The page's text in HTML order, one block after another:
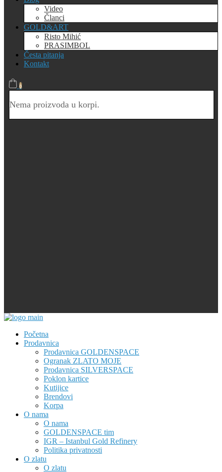
Video
Članci
GOLD&ART
Risto Mihić
PRASIMBOL
Česta pitanja
Kontakt
0
Nema proizvoda u korpi.
Početna
Prodavnica
Prodavnica GOLDENSPACE
Ogranak ZLATO MOJE
Prodavnica SILVERSPACE
Poklon kartice
Kutijice
Brendovi
Korpa
O nama
O nama
GOLDENSPACE tim
IGR – Istanbul Gold Refinery
Politika privatnosti
O zlatu
O zlatu